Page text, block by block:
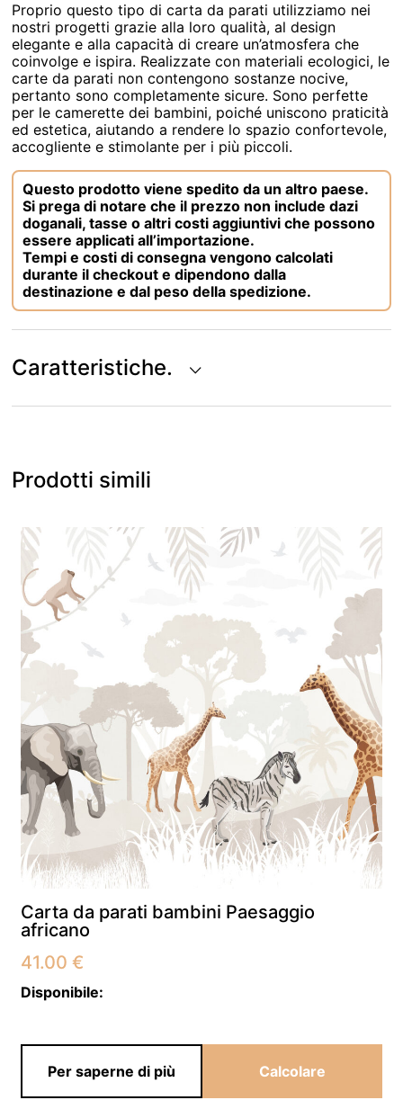
Proprio questo tipo di carta da parati utilizziamo nei
nostri progetti grazie alla loro qualità, al design
elegante e alla capacità di creare un’atmosfera che
coinvolge e ispira. Realizzate con materiali ecologici, le
carte da parati non contengono sostanze nocive,
pertanto sono completamente sicure. Sono perfette
per le camerette dei bambini, poiché uniscono praticità
ed estetica, aiutando a rendere lo spazio confortevole,
accogliente e stimolante per i più piccoli.
Questo prodotto viene spedito da un altro paese.
Si prega di notare che il prezzo non include dazi
doganali, tasse o altri costi aggiuntivi che possono
essere applicati all’importazione.
Tempi e costi di consegna vengono calcolati
durante il checkout e dipendono dalla
destinazione e dal peso della spedizione.
Caratteristiche.
Prodotti simili
Carta da parati bambini Paesaggio
africano
41.00€
Disponibile:
Per saperne di più Calcolare